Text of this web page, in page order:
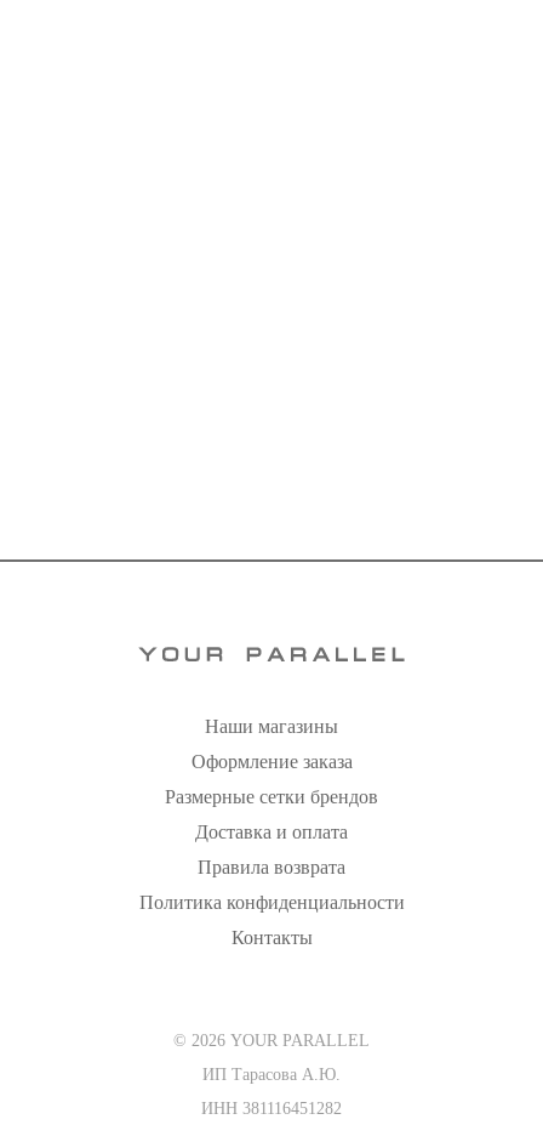
Наши магазины
Оформление заказа
Размерные сетки брендов
Доставка и оплата
Правила возврата
Политика конфиденциальности
Контакты
© 2026 YOUR PARALLEL
ИП Тарасова А.Ю.
ИНН 381116451282